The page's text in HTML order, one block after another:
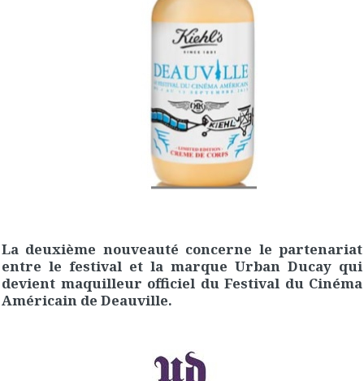
La deuxième nouveauté concerne le partenariat
entre le festival et la marque Urban Ducay qui
devient maquilleur officiel du Festival du Cinéma
Américain de Deauville.